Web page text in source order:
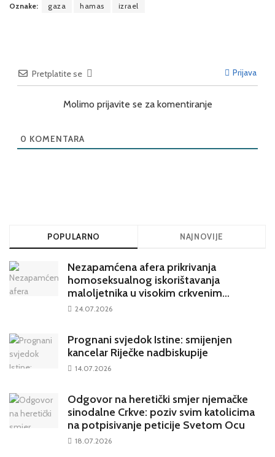
Oznake: gaza hamas izrael
Pretplatite se Prijava
Molimo prijavite se za komentiranje
0 KOMENTARA
POPULARNO NAJNOVIJE
Nezapamćena afera prikrivanja
homoseksualnog iskorištavanja
maloljetnika u visokim crkvenim
krugovima potresa Hrvatsku
24.07.2026
Prognani svjedok Istine: smijenjen
kancelar Riječke nadbiskupije
14.07.2026
Odgovor na heretički smjer njemačke
sinodalne Crkve: poziv svim katolicima
na potpisivanje peticije Svetom Ocu
18.07.2026